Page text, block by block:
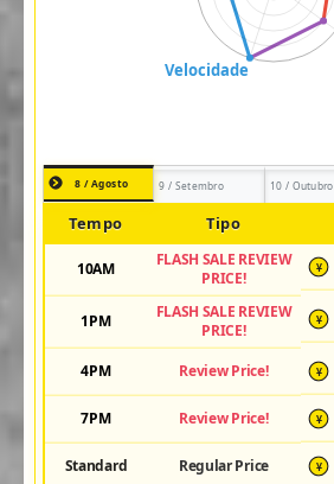
8 / Agosto 9 / Setembro 10 / Outubro
Tempo Tipo
10AM
FLASH SALE REVIEW
PRICE!
¥
1PM
FLASH SALE REVIEW
PRICE!
¥
4PM Review Price! ¥
7PM Review Price! ¥
Standard Regular Price ¥